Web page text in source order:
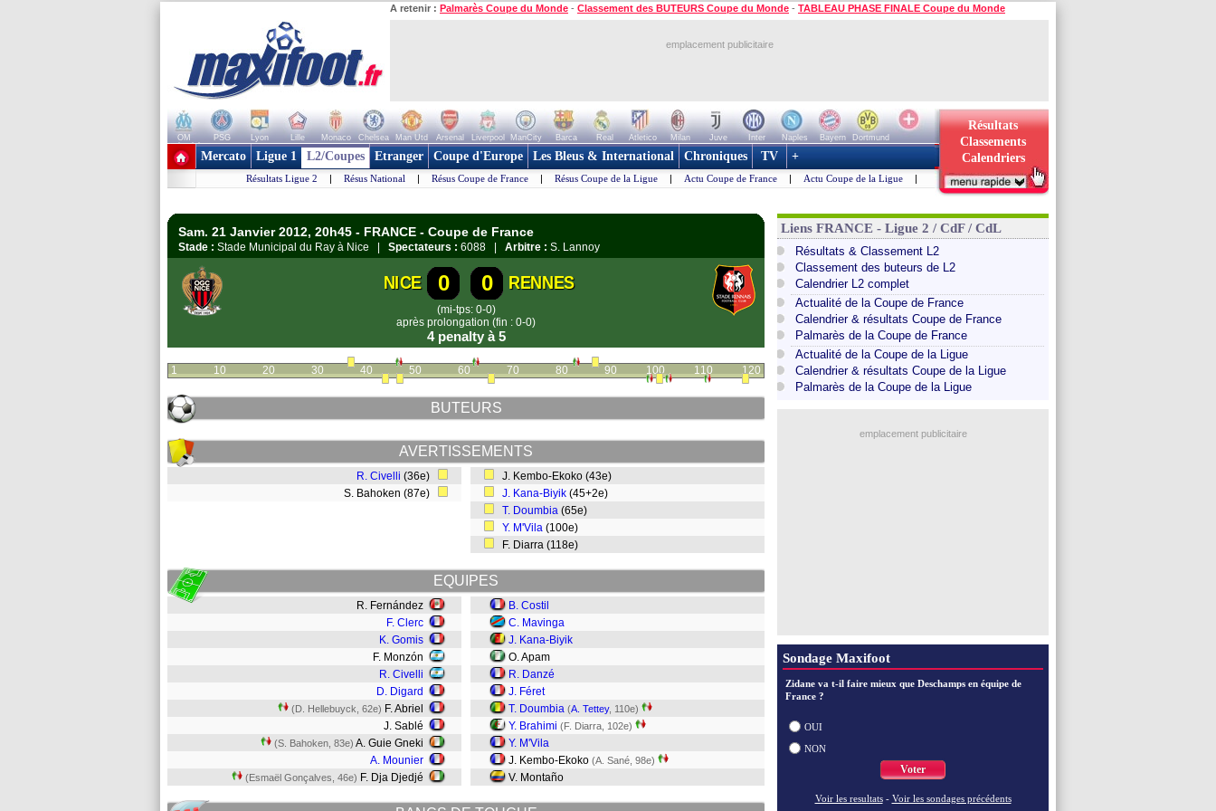
A retenir : Palmarès Coupe du Monde - Classement des BUTEURS Coupe du Monde - TABLEAU PHASE FINALE Coupe du Monde
emplacement publicitaire
OM PSG Lyon Lille Monaco Chelsea Man Utd Arsenal Liverpool ManCity Barca Real Atletico Milan Juve Inter Naples Bayern
Dortmund
+ de clubs
Résultats
Classements
Calendriers
Mercato Ligue 1 L2/Coupes Etranger Coupe d'Europe Les Bleus & International Chroniques TV +
Résultats Ligue 2 | Résus National | Résus Coupe de France | Résus Coupe de la Ligue | Actu Coupe de France | Actu Coupe de la Ligue |
Sam. 21 Janvier 2012, 20h45 - FRANCE - Coupe de France
Stade : Stade Municipal du Ray à Nice | Spectateurs : 6088 | Arbitre : S. Lannoy
NICE 0 0 RENNES
(mi-tps: 0-0)
après prolongation (fin : 0-0)
4 penalty à 5
1 10 20 30 40 50 60 70 80 90 100 110 120
BUTEURS
AVERTISSEMENTS
R. Civelli (36e)
S. Bahoken (87e)
J. Kembo-Ekoko (43e)
J. Kana-Biyik (45+2e)
T. Doumbia (65e)
Y. M'Vila (100e)
F. Diarra (118e)
EQUIPES
R. Fernández
F. Clerc
K. Gomis
F. Monzón
R. Civelli
D. Digard
(D. Hellebuyck, 62e) F. Abriel
J. Sablé
(S. Bahoken, 83e) A. Guie Gneki
A. Mounier
(Esmaël Gonçalves, 46e) F. Dja Djedjé
B. Costil
C. Mavinga
J. Kana-Biyik
O. Apam
R. Danzé
J. Féret
T. Doumbia (A. Tettey, 110e)
Y. Brahimi (F. Diarra, 102e)
Y. M'Vila
J. Kembo-Ekoko (A. Sané, 98e)
V. Montaño
Liens FRANCE - Ligue 2 / CdF / CdL
Résultats & Classement L2
Classement des buteurs de L2
Calendrier L2 complet
Actualité de la Coupe de France
Calendrier & résultats Coupe de France
Palmarès de la Coupe de France
Actualité de la Coupe de la Ligue
Calendrier & résultats Coupe de la Ligue
Palmarès de la Coupe de la Ligue
emplacement publicitaire
Sondage Maxifoot
Zidane va t-il faire mieux que Deschamps en équipe de
France ?
OUI
NON
Voter
Voir les resultats - Voir les sondages précédents